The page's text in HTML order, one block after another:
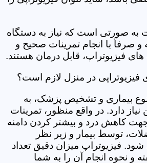
به صورتی است که نیاز به دستگاه
صرفاً با انجام تمرینات صحیح و
فیزیوتراپ، قابل درمان هستند.
فیزیوتراپی در منزل لازم است؟
بیماری و تشخیص پزشک، به
نیاز دارد. در واقع منظور، تمرینات
کاهش درد و بیشتر کردن دامنه
توسط بیمار و زیر نظر
فیزیوتراپ میزان دقیق تعداد
و نحوه انجام آن را به شما